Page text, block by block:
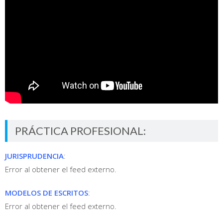
PRÁCTICA PROFESIONAL:
JURISPRUDENCIA:
Error al obtener el feed externo.
MODELOS DE ESCRITOS:
Error al obtener el feed externo.